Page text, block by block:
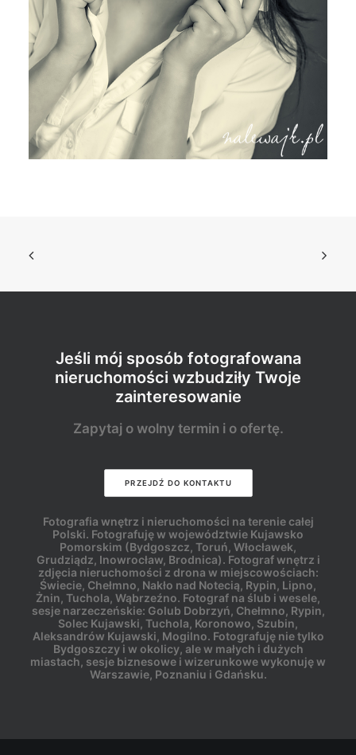
Jeśli mój sposób fotografowana
nieruchomości wzbudziły Twoje
zainteresowanie
Zapytaj o wolny termin i o ofertę.
PRZEJDŹ DO KONTAKTU
Fotografia wnętrz i nieruchomości na terenie całej
Polski. Fotografuję w województwie Kujawsko
Pomorskim (Bydgoszcz, Toruń, Włocławek,
Grudziądz, Inowrocław, Brodnica). Fotograf wnętrz i
zdjęcia nieruchomości z drona w miejscowościach:
Świecie, Chełmno, Nakło nad Notecią, Rypin, Lipno,
Żnin, Tuchola, Wąbrzeźno. Fotograf na ślub i wesele,
sesje narzeczeńskie: Golub Dobrzyń, Chełmno, Rypin,
Solec Kujawski, Tuchola, Koronowo, Szubin,
Aleksandrów Kujawski, Mogilno. Fotografuję nie tylko
Bydgoszczy i w okolicy, ale w małych i dużych
miastach, sesje biznesowe i wizerunkowe wykonuję w
Warszawie, Poznaniu i Gdańsku.